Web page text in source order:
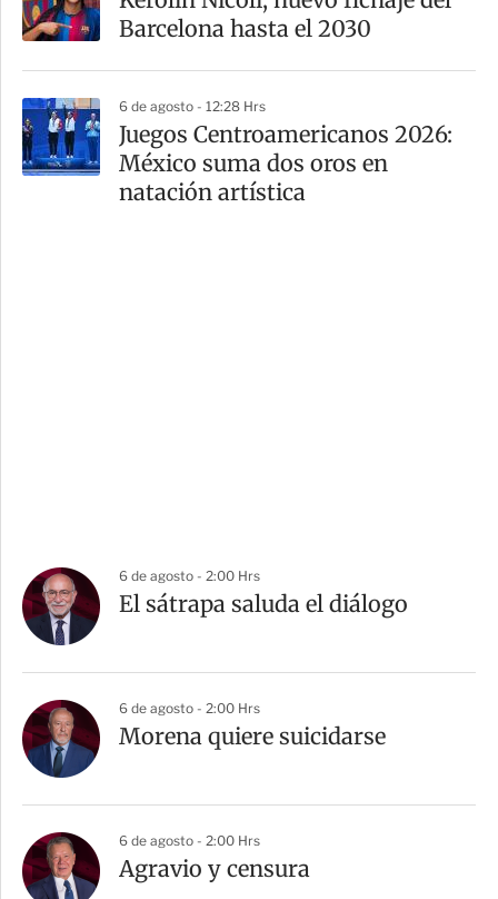
Barcelona hasta el 2030
6 de agosto - 12:28 Hrs
Juegos Centroamericanos 2026:
México suma dos oros en
natación artística
6 de agosto - 2:00 Hrs
El sátrapa saluda el diálogo
6 de agosto - 2:00 Hrs
Morena quiere suicidarse
6 de agosto - 2:00 Hrs
Agravio y censura